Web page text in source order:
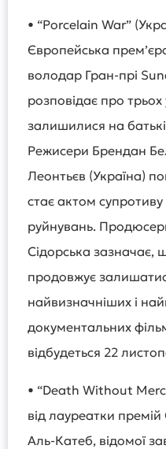
• “Porcelain War”
Європейська
володар Гран-прі
розповідає про трьох
залишилися на
Режисери Брендан
Леонтьєв (Україна)
стає актом
руйнувань.
Сідорська зазначає,
продовжує
найвизначніших і
документальних
відбудеться 22
• “Death Without
від лауреатки
Аль-Катеб, відомої